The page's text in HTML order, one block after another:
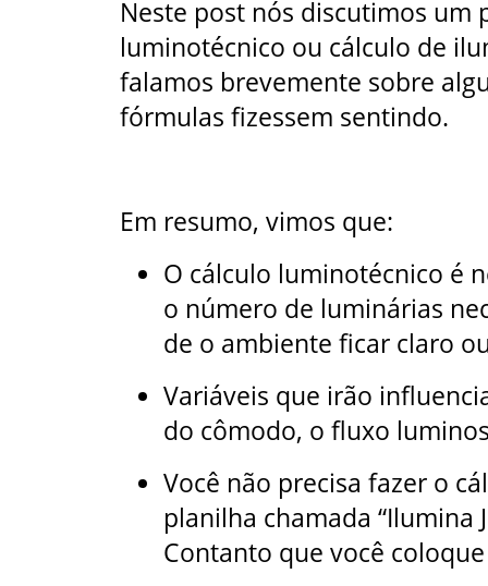
Neste post nós discutimos um
luminotécnico ou cálculo de
falamos brevemente sobre
fórmulas fizessem sentindo.
Em resumo, vimos que:
O cálculo luminotécnico é
o número de luminárias
de o ambiente ficar claro
Variáveis que irão
do cômodo, o fluxo
Você não precisa fazer o
planilha chamada “Ilumina
Contanto que você